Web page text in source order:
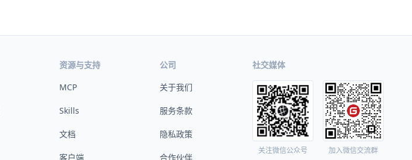
资源与支持
MCP
Skills
文档
客户端
公司
关于我们
服务条款
隐私政策
合作伙伴
社交媒体
关注微信公众号 加入微信交流群